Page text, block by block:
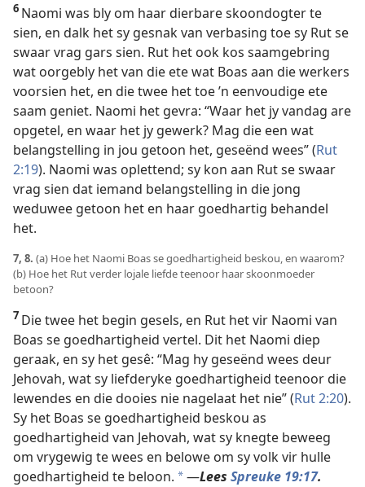
6 Naomi was bly om haar dierbare skoondogter te
sien, en dalk het sy gesnak van verbasing toe sy Rut se
swaar vrag gars sien. Rut het ook kos saamgebring
wat oorgebly het van die ete wat Boas aan die werkers
voorsien het, en die twee het toe ’n eenvoudige ete
saam geniet. Naomi het gevra: “Waar het jy vandag are
opgetel, en waar het jy gewerk? Mag die een wat
belangstelling in jou getoon het, geseënd wees” (Rut
2:19). Naomi was oplettend; sy kon aan Rut se swaar
vrag sien dat iemand belangstelling in die jong
weduwee getoon het en haar goedhartig behandel
het.
7, 8. (a) Hoe het Naomi Boas se goedhartigheid beskou, en waarom?
(b) Hoe het Rut verder lojale liefde teenoor haar skoonmoeder
betoon?
7 Die twee het begin gesels, en Rut het vir Naomi van
Boas se goedhartigheid vertel. Dit het Naomi diep
geraak, en sy het gesê: “Mag hy geseënd wees deur
Jehovah, wat sy liefderyke goedhartigheid teenoor die
lewendes en die dooies nie nagelaat het nie” (Rut 2:20).
Sy het Boas se goedhartigheid beskou as
goedhartigheid van Jehovah, wat sy knegte beweeg
om vrygewig te wees en belowe om sy volk vir hulle
goedhartigheid te beloon. *—Lees Spreuke 19:17.